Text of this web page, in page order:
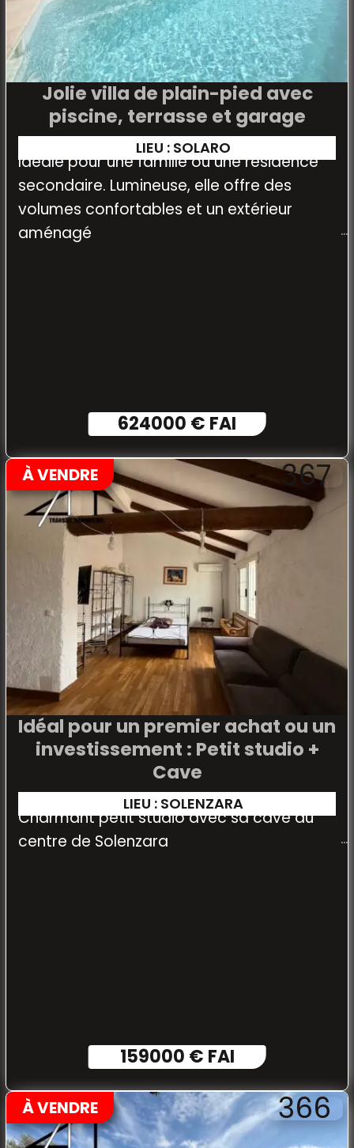
Jolie villa de plain-pied avec
piscine, terrasse et garage
LIEU : SOLARO
Idéale pour une famille ou une résidence
secondaire. Lumineuse, elle offre des
volumes confortables et un extérieur
aménagé
624000 € FAI
À VENDRE 367
Idéal pour un premier achat ou un
investissement : Petit studio +
Cave
LIEU : SOLENZARA
Charmant petit studio avec sa cave au
centre de Solenzara
159000 € FAI
À VENDRE 366